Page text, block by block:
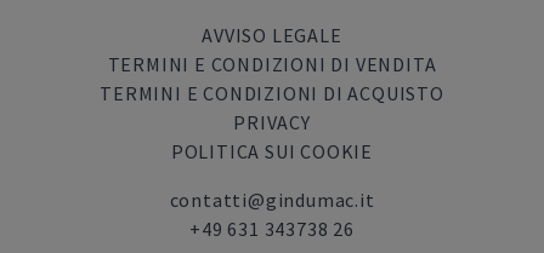
AVVISO LEGALE
TERMINI E CONDIZIONI DI VENDITA
TERMINI E CONDIZIONI DI ACQUISTO
PRIVACY
POLITICA SUI COOKIE
contatti@gindumac.it
+49 631 343738 26